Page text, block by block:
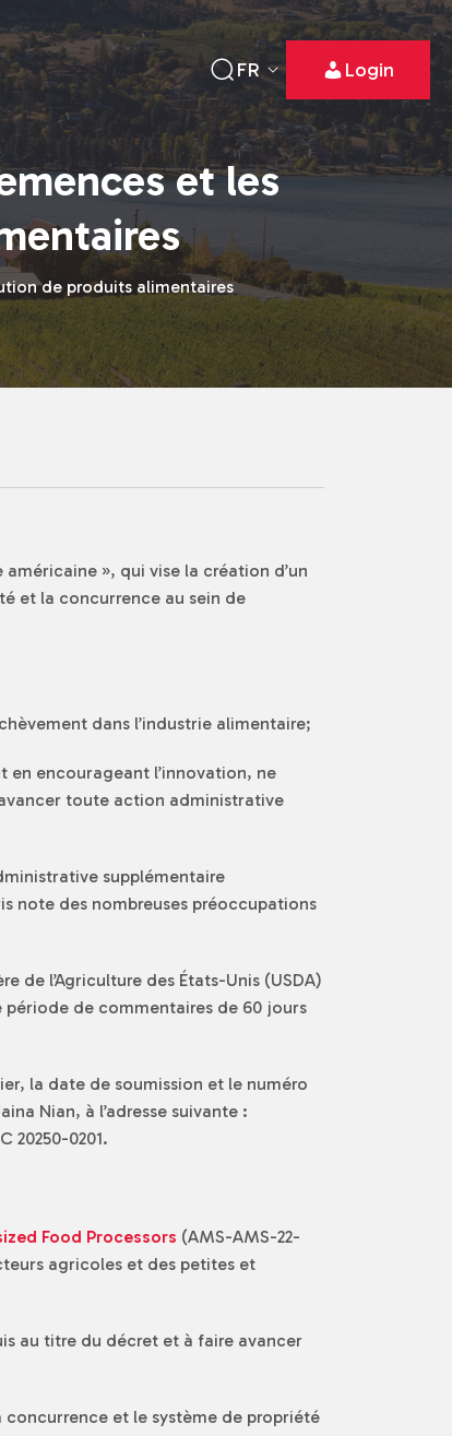
FR Login
et les
de produits alimentaires
», qui vise la création d’un
et la concurrence au sein de
dans l’industrie alimentaire;
encourageant l’innovation, ne
toute action administrative
supplémentaire
note des nombreuses préoccupations
de l’Agriculture des États-Unis (USDA)
période de commentaires de 60 jours
la date de soumission et le numéro
Nian, à l’adresse suivante :
20250-0201.
Food Processors (AMS-AMS-22-
agricoles et des petites et
au titre du décret et à faire avancer
concurrence et le système de propriété